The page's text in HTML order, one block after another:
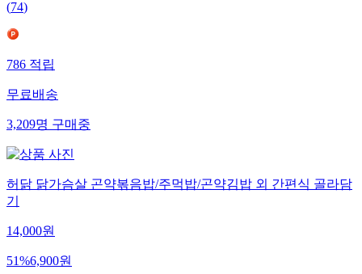
(74)
786적립
무료배송
3,209명구매중
허닭 닭가슴살 곤약볶음밥/주먹밥/곤약김밥 외 간편식 골라담
기
14,000원
51%6,900원